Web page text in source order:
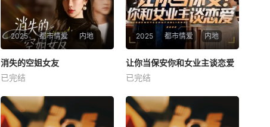
2025 都市情爱 内地
消失的空姐女友
未知
消失的空姐女友
已完结
2025 都市情爱 内地
未知
让你当保安你和女业主谈恋爱
已完结